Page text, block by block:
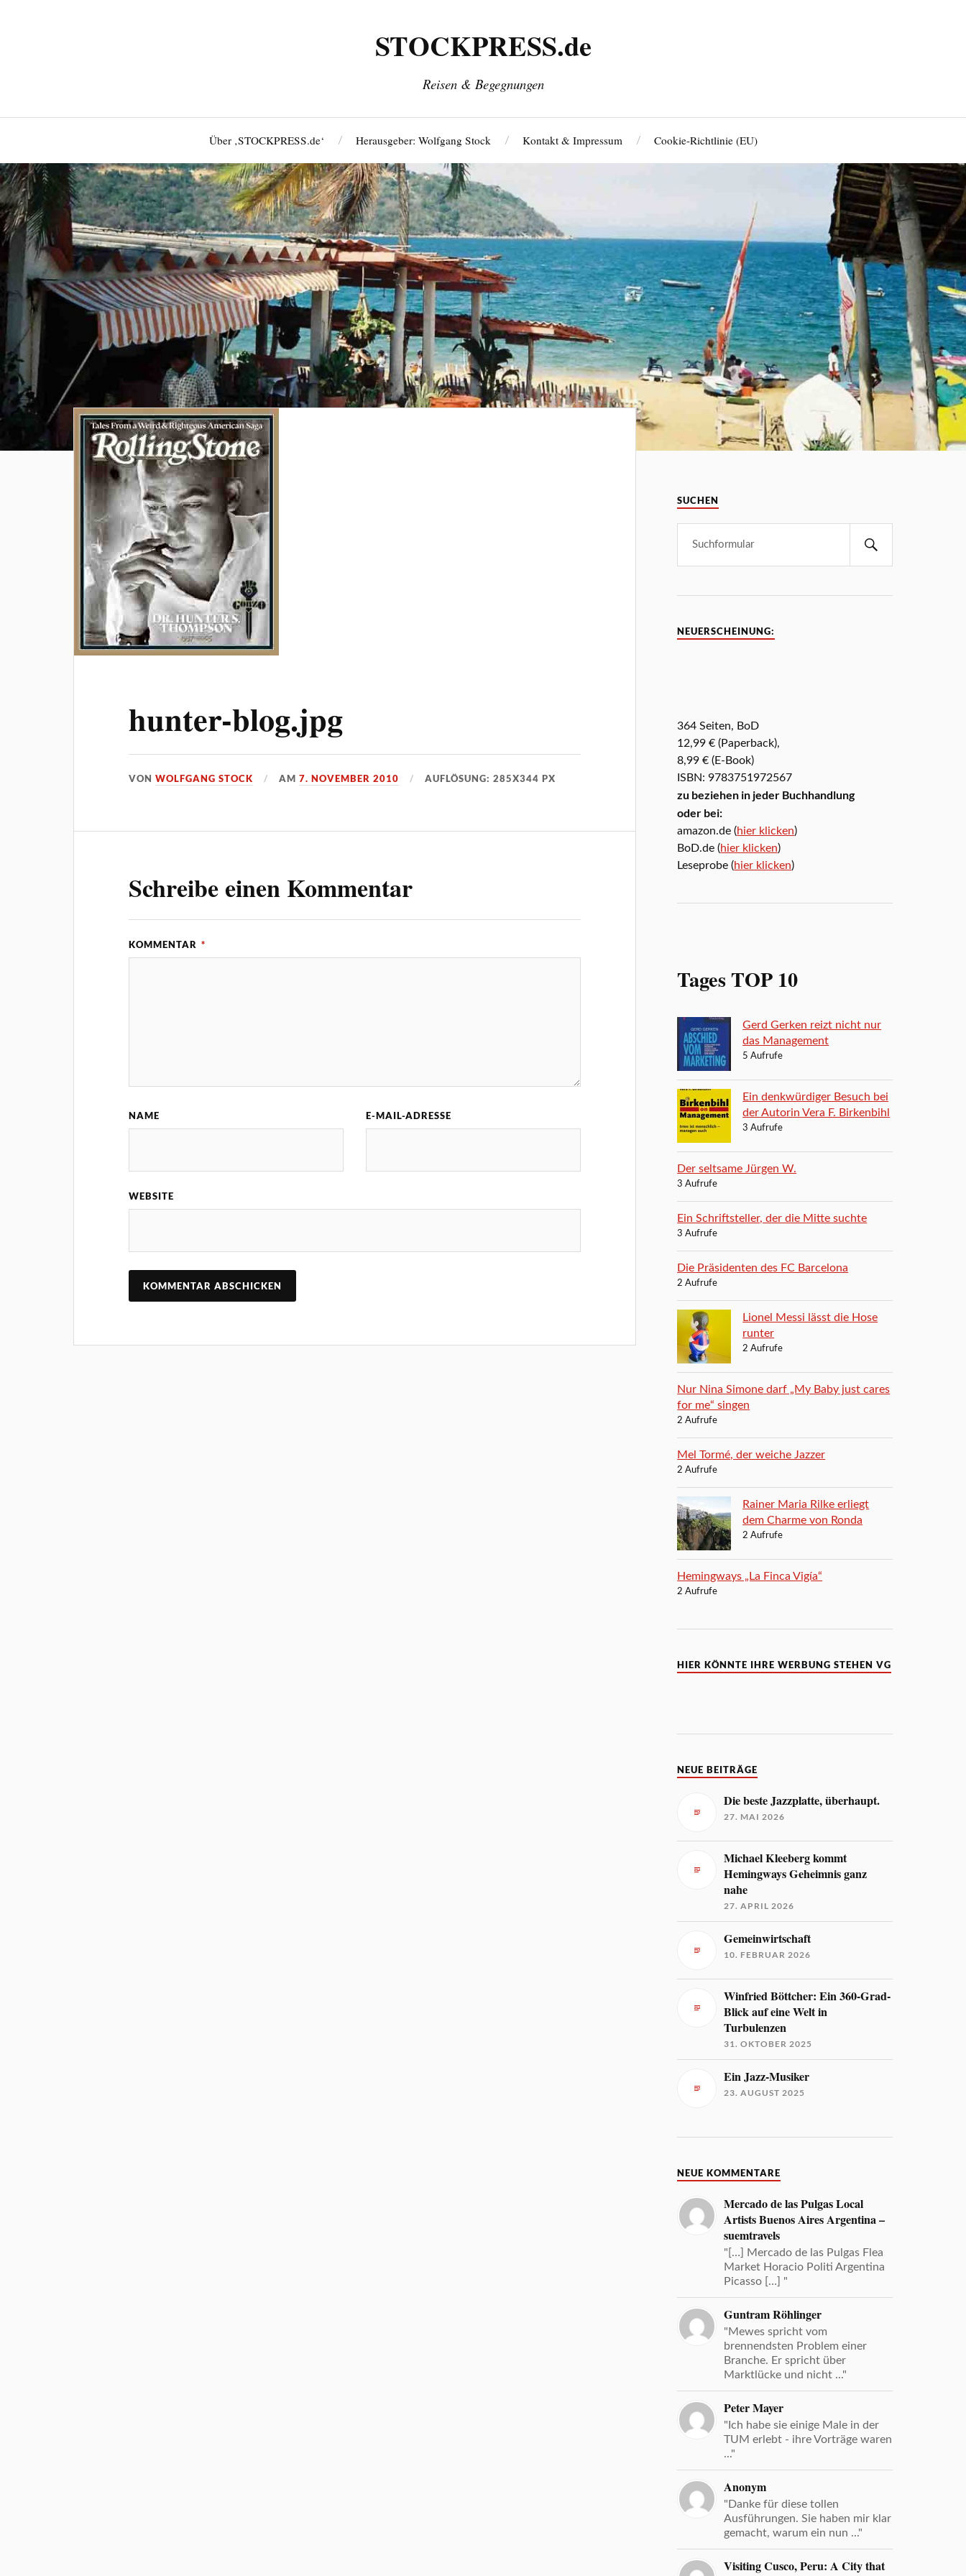
STOCKPRESS.de
Reisen & Begegnungen
Über ‚STOCKPRESS.de‘ Herausgeber: Wolfgang Stock Kontakt & Impressum Cookie-Richtlinie (EU)
hunter-blog.jpg
VONWOLFGANG STOCK AM7. NOVEMBER 2010 AUFLÖSUNG: 285X344 PX
Schreibe einen Kommentar
KOMMENTAR *
NAME E-MAIL-ADRESSE
WEBSITE
SUCHEN
NEUERSCHEINUNG:
364 Seiten, BoD
12,99 € (Paperback),
8,99 € (E-Book)
ISBN: 9783751972567
zu beziehen in jeder Buchhandlung
oder bei:
amazon.de (hier klicken)
BoD.de (hier klicken)
Leseprobe (hier klicken)
Tages TOP 10
Gerd Gerken reizt nicht nur
das Management
5 Aufrufe
Ein denkwürdiger Besuch bei
der Autorin Vera F. Birkenbihl
3 Aufrufe
Der seltsame Jürgen W.
3 Aufrufe
Ein Schriftsteller, der die Mitte suchte
3 Aufrufe
Die Präsidenten des FC Barcelona
2 Aufrufe
Lionel Messi lässt die Hose
runter
2 Aufrufe
Nur Nina Simone darf „My Baby just cares
for me“ singen
2 Aufrufe
Mel Tormé, der weiche Jazzer
2 Aufrufe
Rainer Maria Rilke erliegt
dem Charme von Ronda
2 Aufrufe
Hemingways „La Finca Vigía“
2 Aufrufe
HIER KÖNNTE IHRE WERBUNG STEHEN VG
NEUE BEITRÄGE
Die beste Jazzplatte, überhaupt.
27. MAI 2026
Michael Kleeberg kommt
Hemingways Geheimnis ganz
nahe
27. APRIL 2026
Gemeinwirtschaft
10. FEBRUAR 2026
Winfried Böttcher: Ein 360-Grad-
Blick auf eine Welt in
Turbulenzen
31. OKTOBER 2025
Ein Jazz-Musiker
23. AUGUST 2025
NEUE KOMMENTARE
Mercado de las Pulgas Local
Artists Buenos Aires Argentina –
suemtravels
"[…] Mercado de las Pulgas Flea
Market Horacio Politi Argentina
Picasso […] "
Guntram Röhlinger
"Mewes spricht vom
brennendsten Problem einer
Branche. Er spricht über
Marktlücke und nicht ..."
Peter Mayer
"Ich habe sie einige Male in der
TUM erlebt - ihre Vorträge waren
..."
Anonym
"Danke für diese tollen
Ausführungen. Sie haben mir klar
gemacht, warum ein nun ..."
Visiting Cusco, Peru: A City that